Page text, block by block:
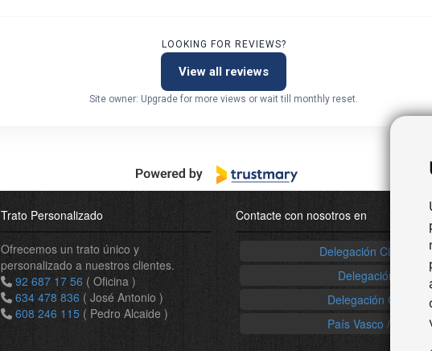
LOOKING FOR REVIEWS?
View all reviews
Site owner: Upgrade for more views or wait till monthly reset.
Trato Personalizado
Ofrecemos un trato único y
personalizado a nuestros clientes.
92 687 17 56( Oficina )
634 478 836 ( José Antonio )
608 246 115( Pedro Alcaide )
Contacte con nosotros en
Delegación Ciudad
Delegación León
Delegación
País Vasco /